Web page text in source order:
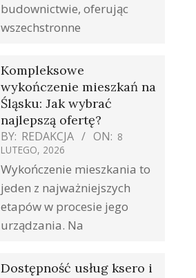
budownictwie, oferując
wszechstronne
Kompleksowe
wykończenie mieszkań na
Śląsku: Jak wybrać
najlepszą ofertę?
BY: REDAKCJA ON: 8
LUTEGO, 2026
Wykończenie mieszkania to
jeden z najważniejszych
etapów w procesie jego
urządzania. Na
Dostępność usług ksero i